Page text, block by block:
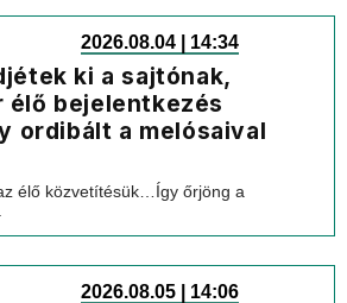
2026.08.04 | 14:34
ki a sajtónak,
élő bejelentkezés
ordibált a melósaival
élő közvetítésük…Így őrjöng a
2026.08.05 | 14:06